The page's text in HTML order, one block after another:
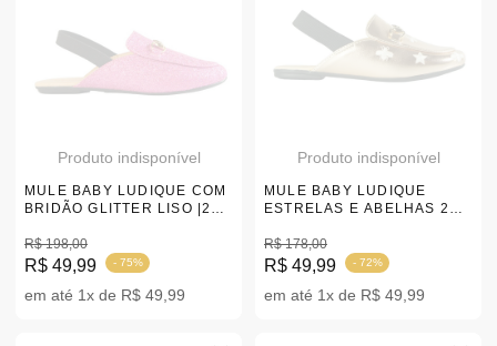
Produto indisponível
MULE BABY LUDIQUE COM
BRIDÃO GLITTER LISO |20-
R$ 198,00
R$ 49,99 - 75%
em até 1x de R$ 49,99
Produto indisponível
MULE BABY LUDIQUE
ESTRELAS E ABELHAS 20-
R$ 178,00
R$ 49,99 - 72%
em até 1x de R$ 49,99